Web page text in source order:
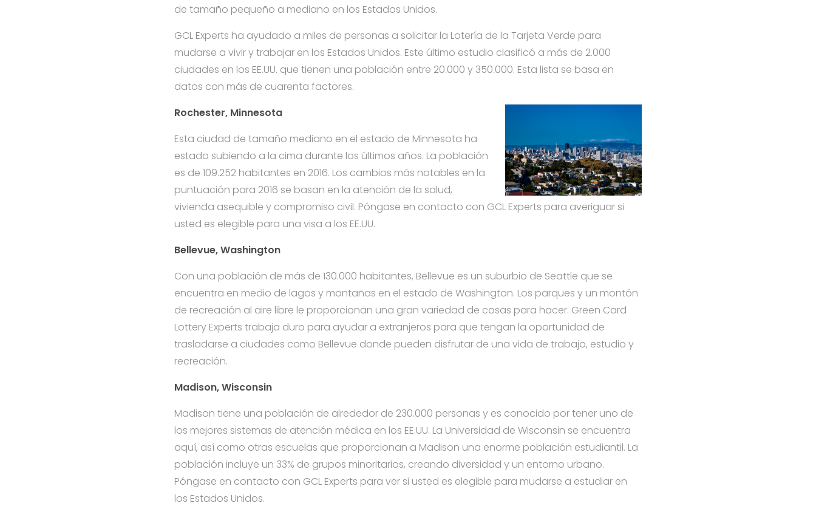
de tamaño pequeño a mediano en los Estados Unidos.
GCL Experts ha ayudado a miles de personas a solicitar la Lotería de la Tarjeta Verde para
mudarse a vivir y trabajar en los Estados Unidos. Este último estudio clasificó a más de 2.000
ciudades en los EE.UU. que tienen una población entre 20.000 y 350.000. Esta lista se basa en
datos con más de cuarenta factores.
Rochester, Minnesota
Esta ciudad de tamaño mediano en el estado de Minnesota ha
estado subiendo a la cima durante los últimos años. La población
es de 109.252 habitantes en 2016. Los cambios más notables en la
puntuación para 2016 se basan en la atención de la salud,
vivienda asequible y compromiso civil. Póngase en contacto con GCL Experts para averiguar si
usted es elegible para una visa a los EE.UU.
Bellevue, Washington
Con una población de más de 130.000 habitantes, Bellevue es un suburbio de Seattle que se
encuentra en medio de lagos y montañas en el estado de Washington. Los parques y un montón
de recreación al aire libre le proporcionan una gran variedad de cosas para hacer. Green Card
Lottery Experts trabaja duro para ayudar a extranjeros para que tengan la oportunidad de
trasladarse a ciudades como Bellevue donde pueden disfrutar de una vida de trabajo, estudio y
recreación.
Madison, Wisconsin
Madison tiene una población de alrededor de 230.000 personas y es conocido por tener uno de
los mejores sistemas de atención médica en los EE.UU. La Universidad de Wisconsin se encuentra
aquí, así como otras escuelas que proporcionan a Madison una enorme población estudiantil. La
población incluye un 33% de grupos minoritarios, creando diversidad y un entorno urbano.
Póngase en contacto con GCL Experts para ver si usted es elegible para mudarse a estudiar en
los Estados Unidos.